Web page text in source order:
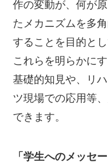
作の変動が、何が
たメカニズムを多
することを目的と
これらを明らかに
基礎的知見や、リ
ツ現場での応用等
できます。
「学生へのメッセー